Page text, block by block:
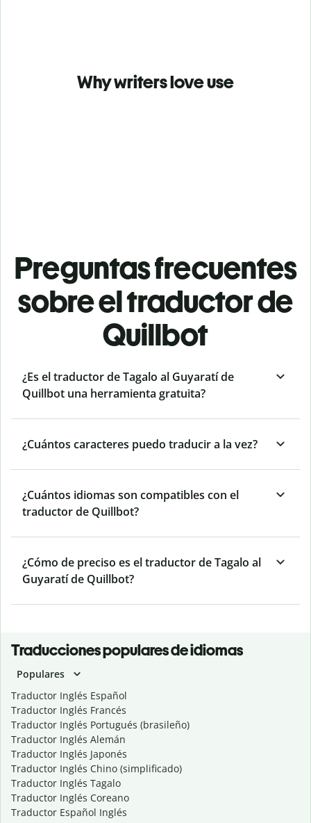
Why writers love use
Preguntas frecuentes
sobre el traductor de
Quillbot
¿Es el traductor de Tagalo al Guyaratí de
Quillbot una herramienta gratuita?
¿Cuántos caracteres puedo traducir a la vez?
¿Cuántos idiomas son compatibles con el
traductor de Quillbot?
¿Cómo de preciso es el traductor de Tagalo al
Guyaratí de Quillbot?
Traducciones populares de idiomas
Populares
Traductor Inglés Español
Traductor Inglés Francés
Traductor Inglés Portugués (brasileño)
Traductor Inglés Alemán
Traductor Inglés Japonés
Traductor Inglés Chino (simplificado)
Traductor Inglés Tagalo
Traductor Inglés Coreano
Traductor Español Inglés